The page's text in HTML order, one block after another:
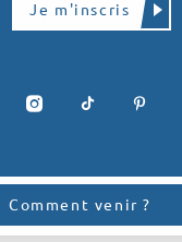
Je m'inscris
Comment venir ?